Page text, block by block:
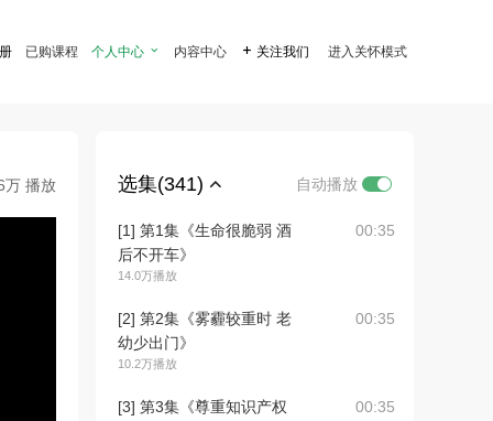
已购课程 个人中心  内容中心  关注我们 进入关怀模式
万 播放 选集(341) 自动播放
[1] 第1集《生命很脆弱 酒
后不开车》
14.0万播放
00:35
[2] 第2集《雾霾较重时 老
幼少出门》
10.2万播放
00:35
[3] 第3集《尊重知识产权
00:35